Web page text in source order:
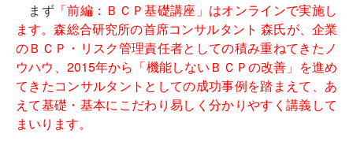
まず 「前編：ＢＣＰ基礎講座」はオンラインで実施し
ます。森総合研究所の首席コンサルタント 森氏が、企業
のＢＣＰ・リスク管理責任者としての積み重ねてきたノ
ウハウ、2015年から「機能しないＢＣＰの改善」を進め
てきたコンサルタントとしての成功事例を踏まえて、あ
えて基礎・基本にこだわり易しく分かりやすく講義して
まいります。